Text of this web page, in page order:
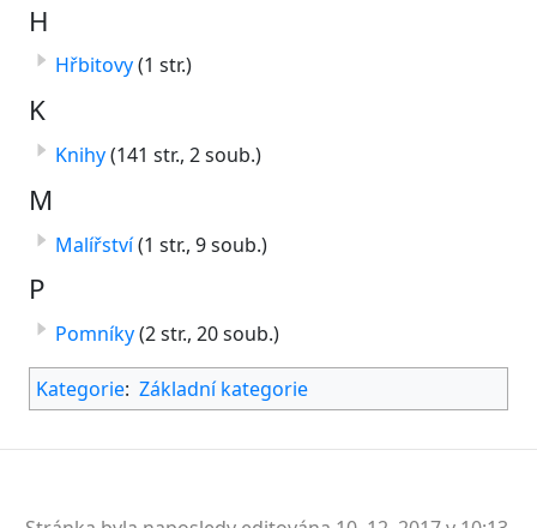
H
Hřbitovy(1 str.)
K
Knihy(141 str., 2 soub.)
M
Malířství(1 str., 9 soub.)
P
Pomníky(2 str., 20 soub.)
Kategorie: Základní kategorie